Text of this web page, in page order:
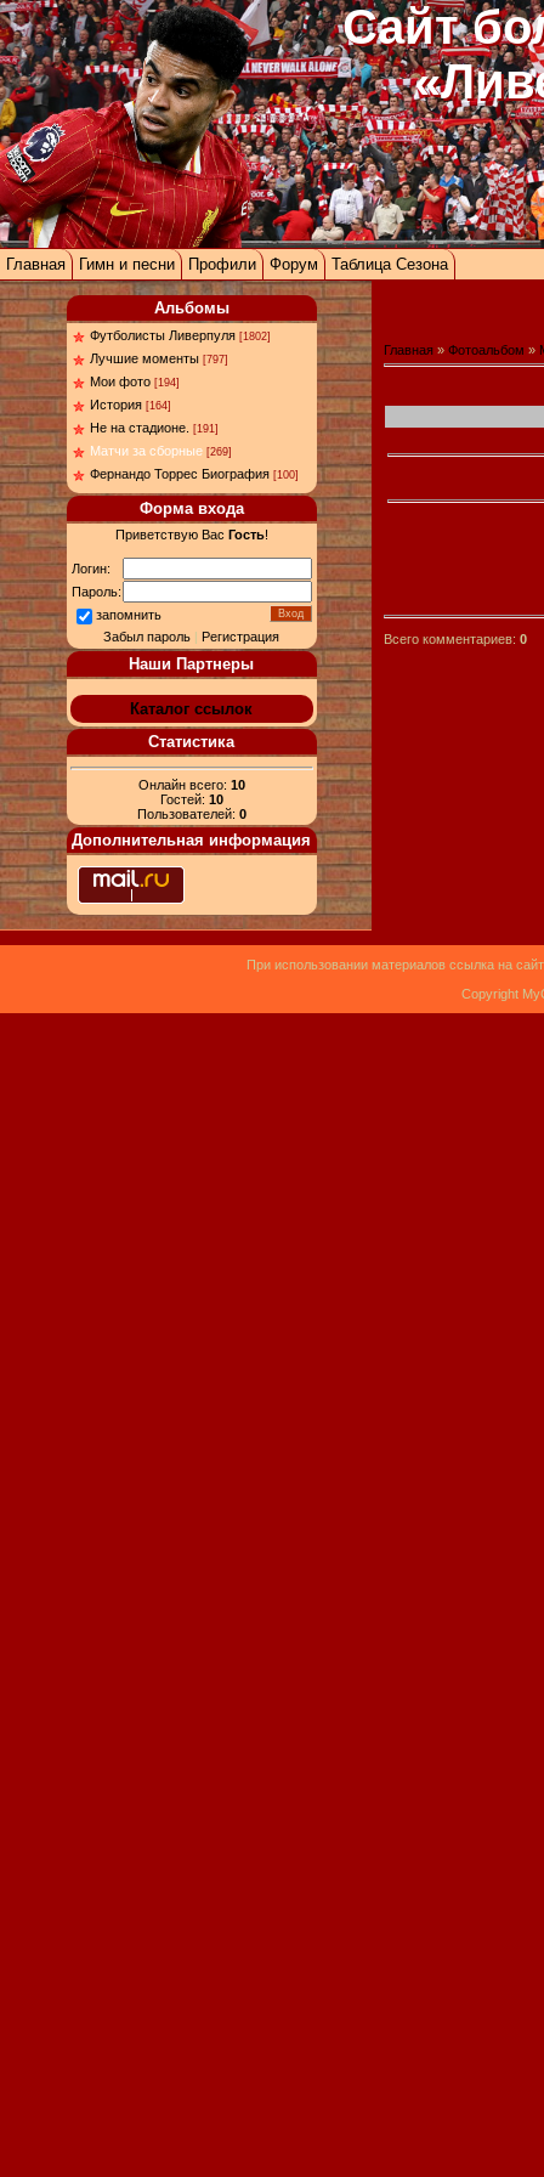
Сайт
Главная Гимн и песни Профили Форум Таблица Сезона
Альбомы
Футболисты Ливерпуля [1802]
Лучшие моменты [797]
Мои фото [194]
История [164]
Не на стадионе. [191]
Матчи за сборные [269]
Фернандо Торрес Биография [100]
Форма входа
Приветствую Вас Гость!
Логин:
Пароль:
запомнить
Забыл пароль |Регистрация
Наши Партнеры
Каталог ссылок
Статистика
Онлайн всего: 10
Гостей: 10
Пользователей: 0
Дополнительная информация
Главная » Фотоальбом »
Всего комментариев: 0
При использовании материалов ссылка на
Copyright